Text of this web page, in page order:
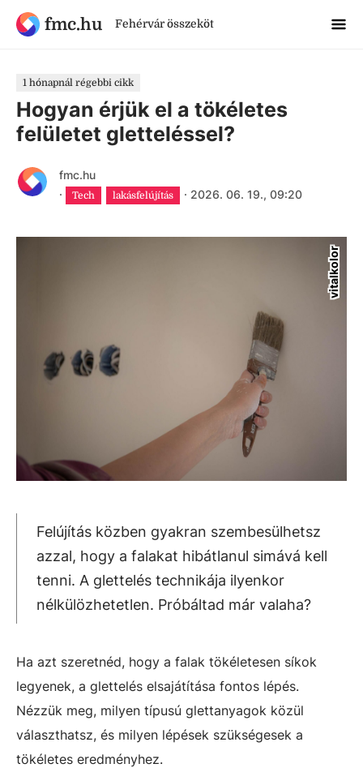
fmc.hu Fehérvár összeköt
1 hónapnál régebbi cikk
Hogyan érjük el a tökéletes
felületet gletteléssel?
fmc.hu
·
Tech lakásfelújítás · 2026. 06. 19., 09:20
vitalkolor
Felújítás közben gyakran szembesülhetsz
azzal, hogy a falakat hibátlanul simává kell
tenni. A glettelés technikája ilyenkor
nélkülözhetetlen. Próbáltad már valaha?
Ha azt szeretnéd, hogy a falak tökéletesen síkok
legyenek, a glettelés elsajátítása fontos lépés.
Nézzük meg, milyen típusú glettanyagok közül
választhatsz, és milyen lépések szükségesek a
tökéletes eredményhez.